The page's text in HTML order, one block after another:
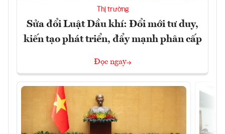
Thị trường
Sửa đổi Luật Dầu khí: Đổi mới tư duy,
kiến tạo phát triển, đẩy mạnh phân cấp
Đọc ngay